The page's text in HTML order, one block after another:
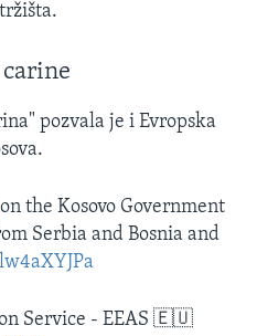
pozvala je i Evropska
on the Kosovo Government
Serbia and Bosnia and
Service - EEAS 🇪🇺